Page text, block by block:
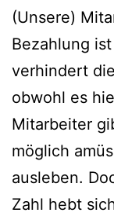
(Unsere)
Bezahlung
verhindert
obwohl es
Mitarbeiter
möglich
ausleben.
Zahl hebt